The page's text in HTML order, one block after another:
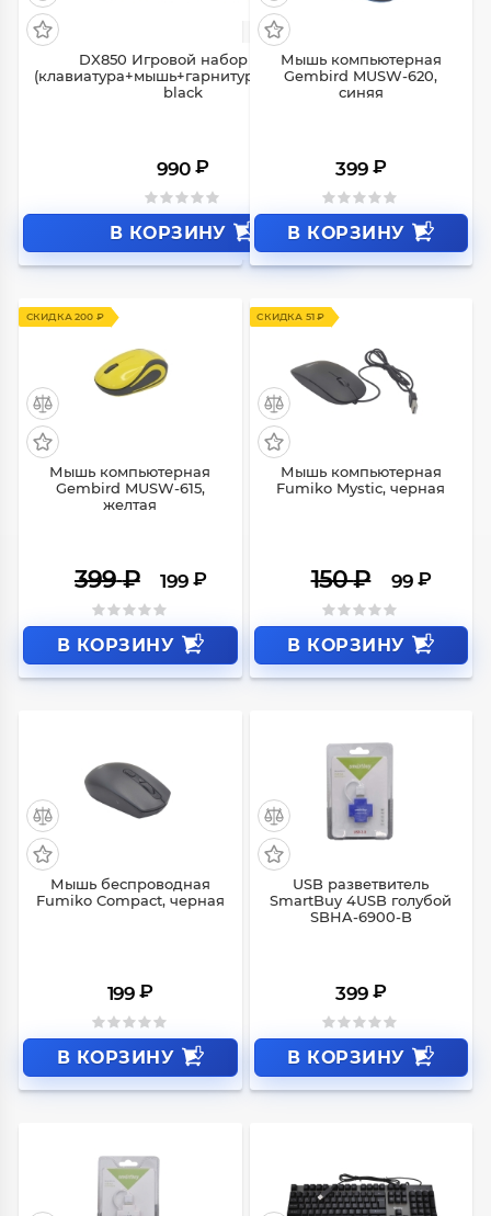
DX850 Игровой набор Intro
(клавиатура+мышь+гарнитура+коврик)
black
990 ₽
В КОРЗИНУ
Мышь компьютерная
Gembird MUSW-620,
синяя
399 ₽
В КОРЗИНУ
СКИДКА 200 ₽
Мышь компьютерная
Gembird MUSW-615,
желтая
399₽ 199 ₽
В КОРЗИНУ
СКИДКА 51 ₽
Мышь компьютерная
Fumiko Mystic, черная
150₽ 99 ₽
В КОРЗИНУ
Мышь беспроводная
Fumiko Compact, черная
199 ₽
В КОРЗИНУ
USB разветвитель
SmartBuy 4USB голубой
SBHA-6900-B
399 ₽
В КОРЗИНУ